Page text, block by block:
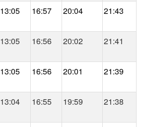
13:05 16:57 20:04 21:43
13:05 16:56 20:02 21:41
13:05 16:56 20:01 21:39
13:04 16:55 19:59 21:38